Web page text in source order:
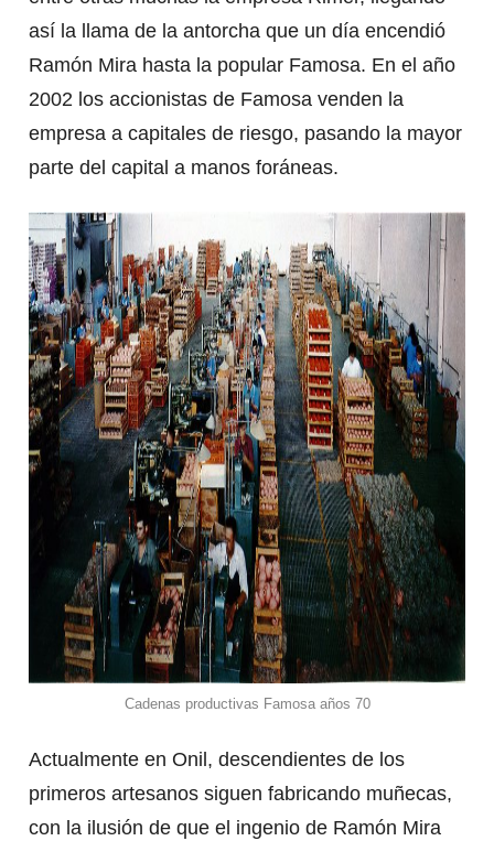
así la llama de la antorcha que un día encendió
Ramón Mira hasta la popular Famosa. En el año
2002 los accionistas de Famosa venden la
empresa a capitales de riesgo, pasando la mayor
parte del capital a manos foráneas.
Cadenas productivas Famosa años 70
Actualmente en Onil, descendientes de los
primeros artesanos siguen fabricando muñecas,
con la ilusión de que el ingenio de Ramón Mira